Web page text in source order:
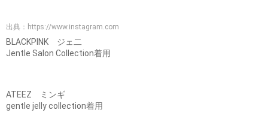
出典： https://www.instagram.com
BLACKPINK ジェ二
Jentle Salon Collection着用
ATEEZ ミンギ
gentle jelly collection着用